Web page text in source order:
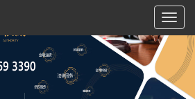
切
换
航